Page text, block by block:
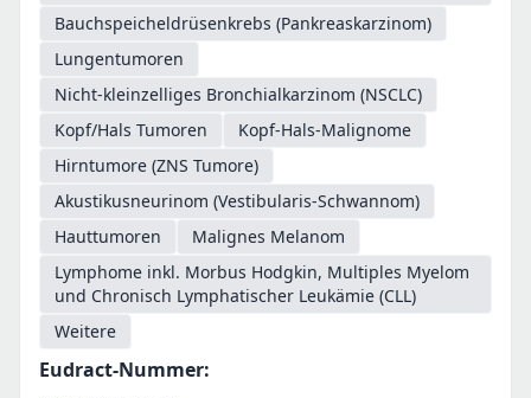
Bauchspeicheldrüsenkrebs (Pankreaskarzinom)
Lungentumoren
Nicht-kleinzelliges Bronchialkarzinom (NSCLC)
Kopf/Hals Tumoren
Kopf-Hals-Malignome
Hirntumore (ZNS Tumore)
Akustikusneurinom (Vestibularis-Schwannom)
Hauttumoren
Malignes Melanom
Lymphome inkl. Morbus Hodgkin, Multiples Myelom
und Chronisch Lymphatischer Leukämie (CLL)
Weitere
Eudract-Nummer: